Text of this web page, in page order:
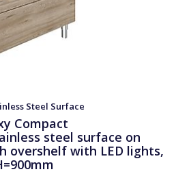
Steel Surface
Compact
steel surface on
overshelf with LED lights,